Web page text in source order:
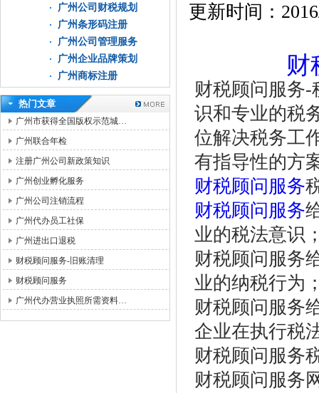
广州公司财税规划
广州条形码注册
广州公司管理服务
广州企业品牌策划
广州商标注册
热门文章
广州市获得全国版权示范城…
广州联合年检
注册广州公司新政策知识
广州创业孵化服务
广州公司注销流程
广州代办员工社保
广州进出口退税
财税顾问服务-旧账清理
财税顾问服务
广州代办营业执照所需资料…
更新时间：
财
财税顾问服务
识和专业的税
位解决税务工
有指导性的方
财税顾问服务
财税顾问服务
业的税法意识
财税顾问服务
业的纳税行为
财税顾问服务
企业在执行税
财税顾问服务
财税顾问服务